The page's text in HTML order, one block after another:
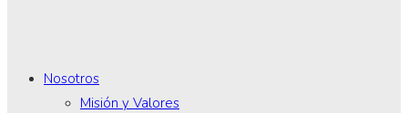
Nosotros
Misión y Valores